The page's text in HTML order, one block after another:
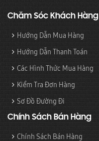
Chăm Sóc Khách Hàng
Hướng Dẫn Mua Hàng
Hướng Dẫn Thanh Toán
Các Hình Thức Mua Hàng
Kiểm Tra Đơn Hàng
Sơ Đồ Đường Đi
Chính Sách Bán Hàng
Chính Sách Bán Hàng